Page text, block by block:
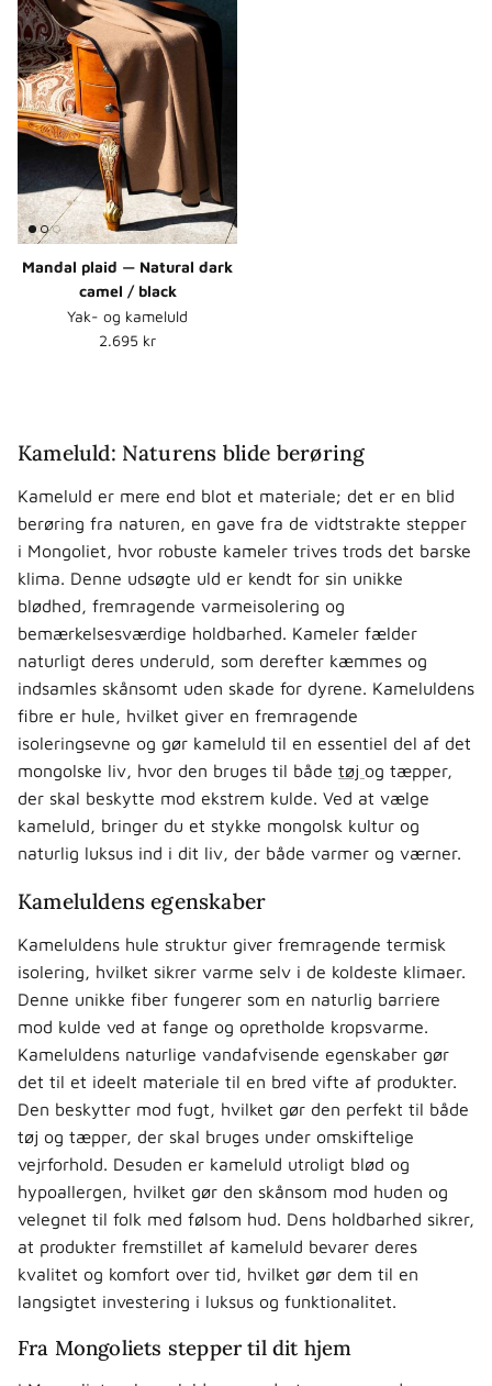
Mandal plaid — Natural dark
camel / black
Yak- og kameluld
Normalpris
2.695 kr
Kameluld: Naturens blide berøring
Kameluld er mere end blot et materiale; det er en blid
berøring fra naturen, en gave fra de vidtstrakte stepper
i Mongoliet, hvor robuste kameler trives trods det barske
klima. Denne udsøgte uld er kendt for sin unikke
blødhed, fremragende varmeisolering og
bemærkelsesværdige holdbarhed. Kameler fælder
naturligt deres underuld, som derefter kæmmes og
indsamles skånsomt uden skade for dyrene. Kameluldens
fibre er hule, hvilket giver en fremragende
isoleringsevne og gør kameluld til en essentiel del af det
mongolske liv, hvor den bruges til både tøj og tæpper,
der skal beskytte mod ekstrem kulde. Ved at vælge
kameluld, bringer du et stykke mongolsk kultur og
naturlig luksus ind i dit liv, der både varmer og værner.
Kameluldens egenskaber
Kameluldens hule struktur giver fremragende termisk
isolering, hvilket sikrer varme selv i de koldeste klimaer.
Denne unikke fiber fungerer som en naturlig barriere
mod kulde ved at fange og opretholde kropsvarme.
Kameluldens naturlige vandafvisende egenskaber gør
det til et ideelt materiale til en bred vifte af produkter.
Den beskytter mod fugt, hvilket gør den perfekt til både
tøj og tæpper, der skal bruges under omskiftelige
vejrforhold. Desuden er kameluld utroligt blød og
hypoallergen, hvilket gør den skånsom mod huden og
velegnet til folk med følsom hud. Dens holdbarhed sikrer,
at produkter fremstillet af kameluld bevarer deres
kvalitet og komfort over tid, hvilket gør dem til en
langsigtet investering i luksus og funktionalitet.
Fra Mongoliets stepper til dit hjem